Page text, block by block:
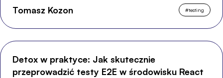
Tomasz Kozon #testing
Detox w praktyce: Jak skutecznie
przeprowadzić testy E2E w środowisku React